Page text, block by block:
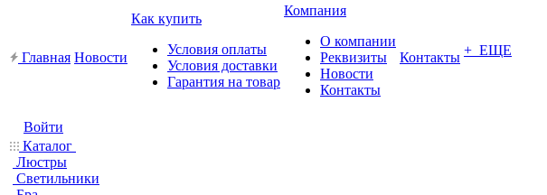
Главная Новости
Как купить
Условия оплаты
Условия доставки
Гарантия на товар
Компания
О компании
Реквизиты
Новости
Контакты
Контакты + ЕЩЕ
Войти
Каталог
Люстры
Светильники